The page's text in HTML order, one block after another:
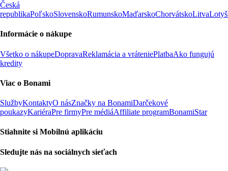
Česká
republikaPoľskoSlovenskoRumunskoMaďarskoChorvátskoLitva
Informácie o nákupe
Všetko o nákupeDopravaReklamácia a vráteniePlatbaAko fungujú
kredity
Viac o Bonami
SlužbyKontaktyO násZnačky na BonamiDarčekové
poukazyKariéraPre firmyPre médiáAffiliate programBonamiStar
Stiahnite si Mobilnú aplikáciu
Sledujte nás na sociálnych sieťach